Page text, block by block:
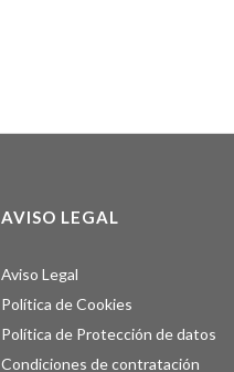
AVISO LEGAL
Aviso Legal
Política de Cookies
Política de Protección de datos
Condiciones de contratación